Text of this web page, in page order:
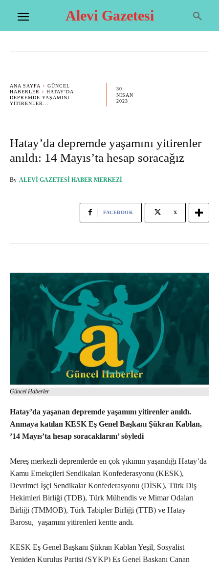
Alevi Gazetesi
ANA SAYFA
GÜNCEL
HABERLER
HATAY’DA
DEPREMDE YAŞAMINI
YITIRENLER...
30
NISAN
2023
Hatay’da depremde yaşamını yitirenler
anıldı: 14 Mayıs’ta hesap soracağız
By ALEVI GAZETESI HABER MERKEZI
FACEBOOK X
Güncel Haberler
Hatay’da yaşanan depremde yaşamını yitirenler anıldı.
Anmaya katılan KESK Eş Genel Başkanı Şükran Kablan,
’14 Mayıs’ta hesap soracaklarını’ söyledi
Mereş merkezli depremlerde en çok yıkımın yaşandığı Hatay’da
Kamu Emekçileri Sendikaları Konfederasyonu (KESK),
Devrimci İşçi Sendikalar Konfederasyonu (DİSK), Türk Diş
Hekimleri Birliği (TDB), Türk Mühendis ve Mimar Odaları
Birliği (TMMOB), Türk Tabipler Birliği (TTB) ve Hatay
Barosu, yaşamını yitirenleri kentte andı.
KESK Eş Genel Başkanı Şükran Kablan Yeşil, Sosyalist
Yeniden Kuruluş Partisi (SYKP) Eş Genel Başkanı Canan